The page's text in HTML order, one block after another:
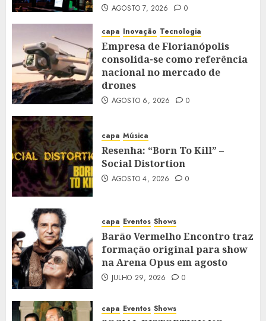
AGOSTO 7, 2026 0
capa Inovação Tecnologia
Empresa de Florianópolis
consolida-se como referência
nacional no mercado de
drones
AGOSTO 6, 2026 0
capa Música
Resenha: “Born To Kill” –
Social Distortion
AGOSTO 4, 2026 0
capa Eventos Shows
Barão Vermelho Encontro traz
formação original para show
na Arena Opus em agosto
JULHO 29, 2026 0
capa Eventos Shows